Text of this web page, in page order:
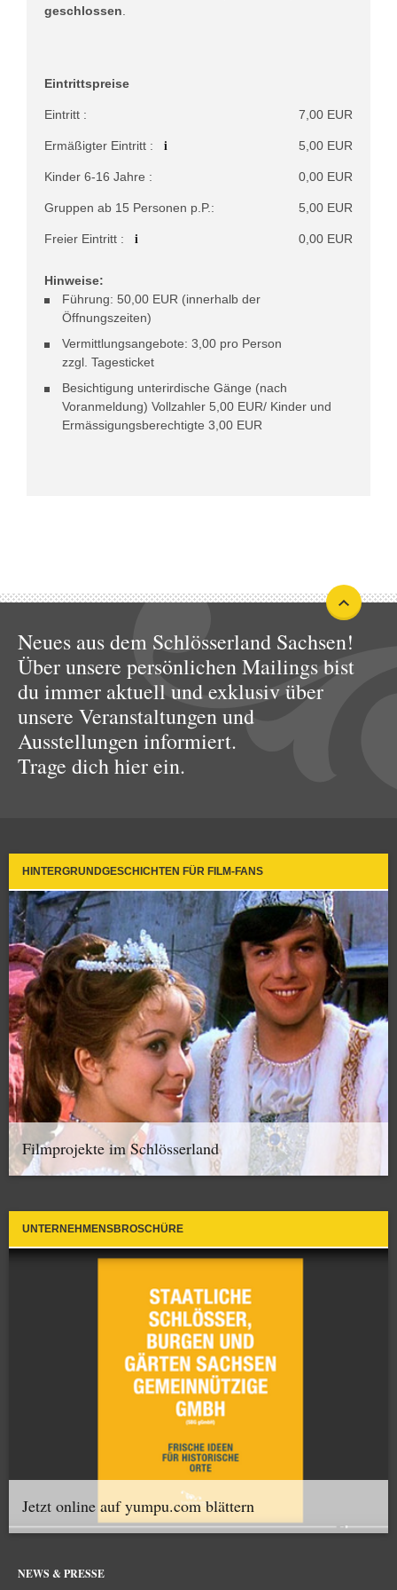
geschlossen
Eintrittspreise
Eintritt : 7,00 EUR
Ermäßigter Eintritt : i 5,00 EUR
Kinder 6-16 Jahre : 0,00 EUR
Gruppen ab 15 Personen p.P.: 5,00 EUR
Freier Eintritt : i 0,00 EUR
Hinweise:
Führung: 50,00 EUR (innerhalb der
Öffnungszeiten)
Vermittlungsangebote: 3,00 pro Person
zzgl. Tagesticket
Besichtigung unterirdische Gänge (nach
Voranmeldung) Vollzahler 5,00 EUR/ Kinder und
Ermässigungsberechtigte 3,00 EUR
Neues aus dem Schlösserland Sachsen!
Über unsere persönlichen Mailings bist
du immer aktuell und exklusiv über
unsere Veranstaltungen und
Ausstellungen informiert.
Trage dich hier ein.
HINTERGRUNDGESCHICHTEN FÜR FILM-FANS
Filmprojekte im Schlösserland
UNTERNEHMENSBROSCHÜRE
Jetzt online auf yumpu.com blättern
NEWS & PRESSE